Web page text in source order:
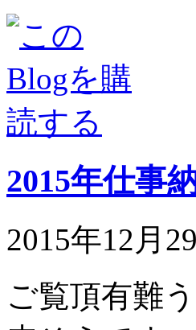
2015年仕事
2015年12月
ご覧頂有難